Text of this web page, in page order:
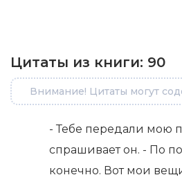
Цитаты из книги: 90
Внимание! Цитаты могут
- Тебе передали мою
спрашивает он. - По
конечно. Вот мои